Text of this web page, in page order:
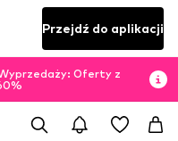
Przejdź do aplikacji
Oferty z